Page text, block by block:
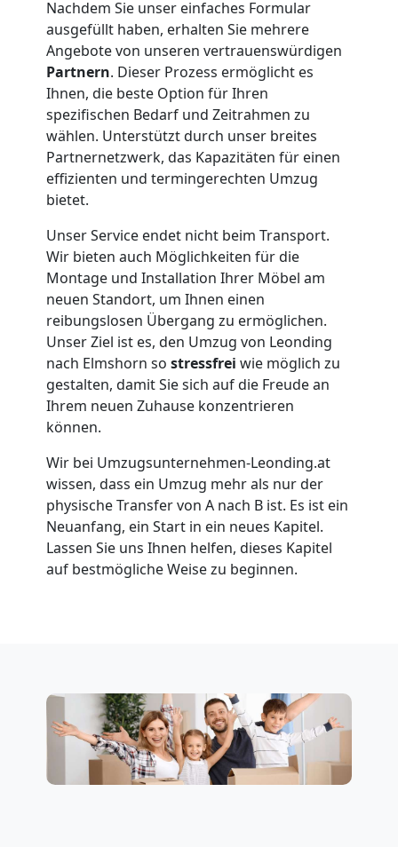
Nachdem Sie unser einfaches Formular
ausgefüllt haben, erhalten Sie mehrere
Angebote von unseren vertrauenswürdigen
Partnern. Dieser Prozess ermöglicht es
Ihnen, die beste Option für Ihren
spezifischen Bedarf und Zeitrahmen zu
wählen. Unterstützt durch unser breites
Partnernetzwerk, das Kapazitäten für einen
effizienten und termingerechten Umzug
bietet.
Unser Service endet nicht beim Transport.
Wir bieten auch Möglichkeiten für die
Montage und Installation Ihrer Möbel am
neuen Standort, um Ihnen einen
reibungslosen Übergang zu ermöglichen.
Unser Ziel ist es, den Umzug von Leonding
nach Elmshorn so stressfrei wie möglich zu
gestalten, damit Sie sich auf die Freude an
Ihrem neuen Zuhause konzentrieren
können.
Wir bei Umzugsunternehmen-Leonding.at
wissen, dass ein Umzug mehr als nur der
physische Transfer von A nach B ist. Es ist ein
Neuanfang, ein Start in ein neues Kapitel.
Lassen Sie uns Ihnen helfen, dieses Kapitel
auf bestmögliche Weise zu beginnen.
Leonding
Privatumzug
Leonding
Tresortransport
Leonding
Umzug
für
Senioren
Leonding
Firmenumzug
Leonding